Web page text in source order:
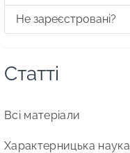
Не зареєстровані?
Статті
Всі матеріали
Характерницька наука